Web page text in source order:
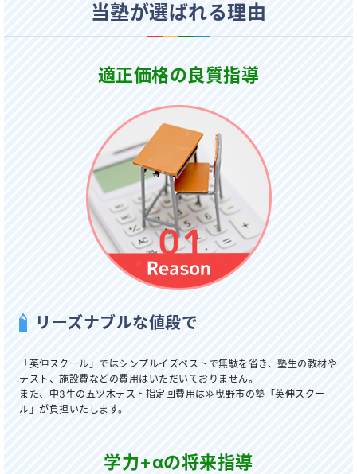
当塾が選ばれる理由
適正価格の良質指導
リーズナブルな値段で
「英伸スクール」ではシンプルイズベストで無駄を省き、塾生の教材や
テスト、施設費などの費用はいただいておりません。
また、中3生の五ツ木テスト指定回費用は羽曳野市の塾「英伸スクー
ル」が負担いたします。
学力+αの将来指導